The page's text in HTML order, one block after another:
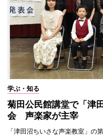
学ぶ・知る
菊田公民館講堂で「津
会 声楽家が主宰
「津田沼ちいさな声楽教室」の